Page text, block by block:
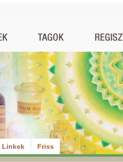
Linkek Friss